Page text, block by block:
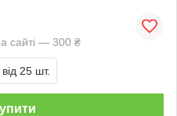
сайті — 300 ₴
від 25 шт.